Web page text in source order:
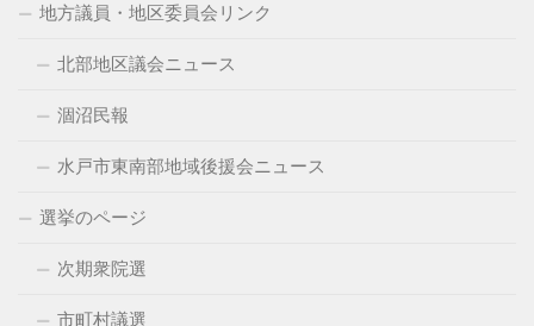
地方議員・地区委員会リンク
北部地区議会ニュース
涸沼民報
水戸市東南部地域後援会ニュース
選挙のページ
次期衆院選
市町村議選